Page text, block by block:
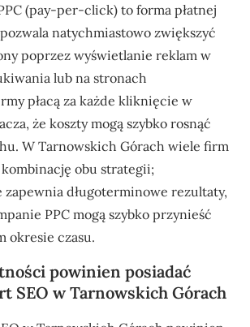
(pay-per-click) to forma płatnej
natychmiastowo zwiększyć
poprzez wyświetlanie reklam w
lub na stronach
płacą za każde kliknięcie w
że koszty mogą szybko rosnąć
W Tarnowskich Górach wiele firm
obu strategii;
zapewnia długoterminowe rezultaty,
PPC mogą szybko przynieść
okresie czasu.
powinien posiadać
SEO w Tarnowskich Górach